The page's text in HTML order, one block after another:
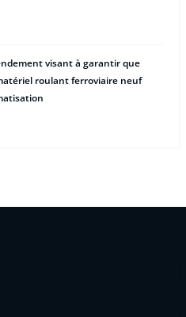
visant à garantir que
roulant ferroviaire neuf